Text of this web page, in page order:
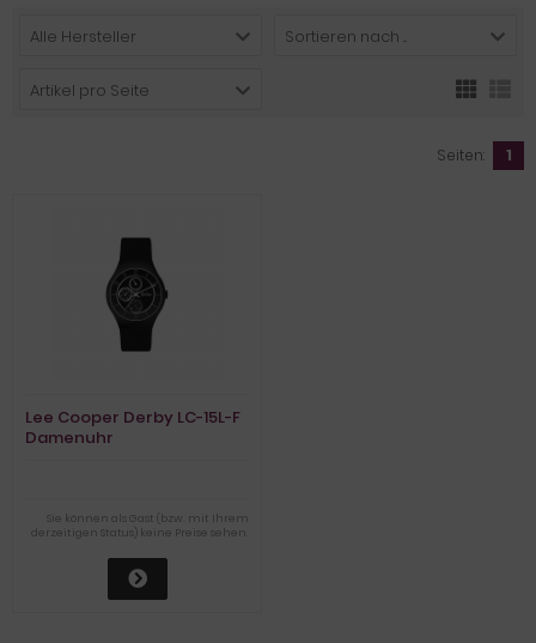
Alle Hersteller Sortieren nach ...
Artikel pro Seite
Seiten: 1
Lee Cooper Derby LC-15L-F
Damenuhr
Sie können als Gast (bzw. mit Ihrem
derzeitigen Status) keine Preise sehen.